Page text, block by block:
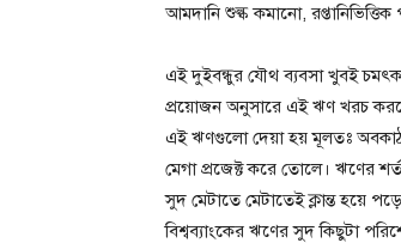
আমদানি শুল্ক কমানো,
এই দুইবন্ধুর যৌথ ব্যবসা খুবই
প্রয়োজন অনুসারে এই ঋণ খরচ করতে
এই ঋণগুলো দেয়া হয় মূলতঃ
মেগা প্রজেক্ট করে তোলে। ঋণের
সুদ মেটাতে মেটাতেই ক্লান্ত
বিশ্বব্যাংকের ঋণের সুদ কিছুটা